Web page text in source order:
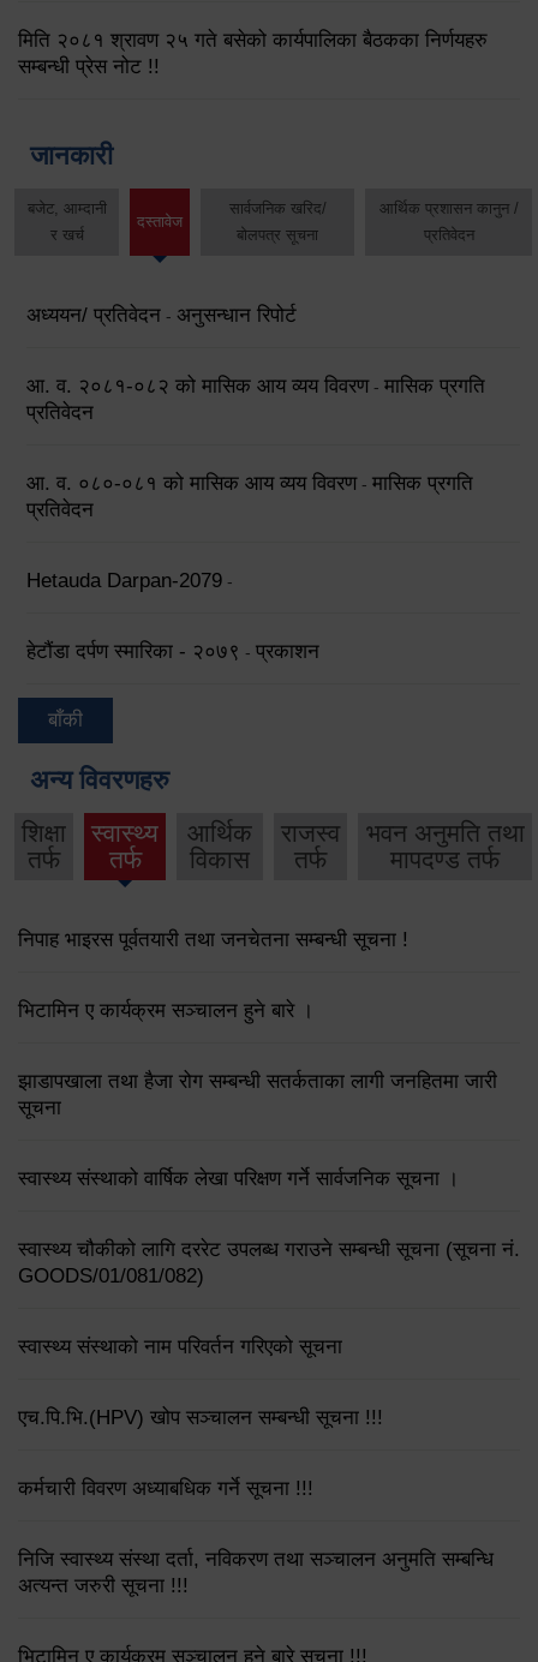
मिति २०८१ श्रावण २५ गते बसेको कार्यपालिका बैठकका निर्णयहरु
सम्बन्धी प्रेस नोट !!
जानकारी
बजेट, आम्दानी
र खर्च
दस्तावेज
सार्वजनिक खरिद/
बोलपत्र सूचना
आर्थिक प्रशासन कानुन /
प्रतिवेदन
अध्ययन/ प्रतिवेदन - अनुसन्धान रिपोर्ट
आ. व. २०८१-०८२ को मासिक आय व्यय विवरण - मासिक प्रगति
प्रतिवेदन
आ. व. ०८०-०८१ को मासिक आय व्यय विवरण - मासिक प्रगति
प्रतिवेदन
Hetauda Darpan-2079 -
हेटौंडा दर्पण स्मारिका - २०७९ - प्रकाशन
बाँकी
अन्य विवरणहरु
शिक्षा
तर्फ
स्वास्थ्य
तर्फ
आर्थिक
विकास
राजस्व
तर्फ
भवन अनुमति तथा
मापदण्ड तर्फ
निपाह भाइरस पूर्वतयारी तथा जनचेतना सम्बन्धी सूचना !
भिटामिन ए कार्यक्रम सञ्चालन हुने बारे ।
झाडापखाला तथा हैजा रोग सम्बन्धी सतर्कताका लागी जनहितमा जारी
सूचना
स्वास्थ्य संस्थाको वार्षिक लेखा परिक्षण गर्ने सार्वजनिक सूचना ।
स्वास्थ्य चौकीको लागि दररेट उपलब्ध गराउने सम्बन्धी सूचना (सूचना नं.
GOODS/01/081/082)
स्वास्थ्य संस्थाको नाम परिवर्तन गरिएको सूचना
एच.पि.भि.(HPV) खोप सञ्चालन सम्बन्धी सूचना !!!
कर्मचारी विवरण अध्याबधिक गर्ने सूचना !!!
निजि स्वास्थ्य संस्था दर्ता, नविकरण तथा सञ्चालन अनुमति सम्बन्धि
अत्यन्त जरुरी सूचना !!!
भिटामिन ए कार्यक्रम सञ्चालन हुने बारे सूचना !!!